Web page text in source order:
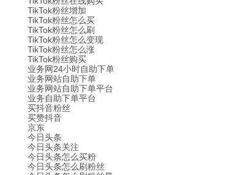
TikTok粉丝增加
TikTok粉丝怎么买
TikTok粉丝怎么刷
TikTok粉丝怎么变现
TikTok粉丝怎么涨
TikTok粉丝购买
业务网24小时自助下单
业务网站自助下单
业务网站自助下单平台
业务自助下单平台
买抖音粉丝
买赞抖音
京东
今日头条
今日头条关注
今日头条怎么买粉
今日头条怎么刷粉丝